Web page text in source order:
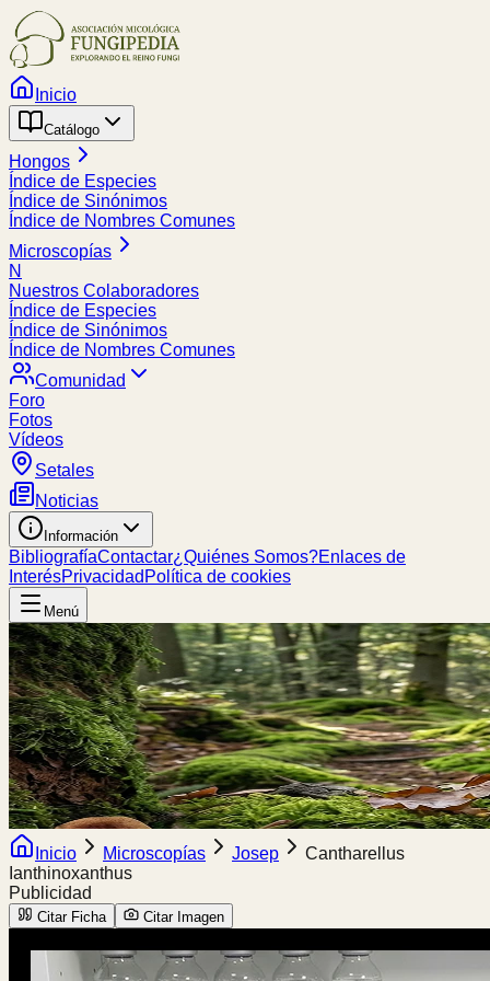
Inicio
Catálogo
Hongos
Índice de Especies
Índice de Sinónimos
Índice de Nombres Comunes
Microscopías
N
Nuestros Colaboradores
Índice de Especies
Índice de Sinónimos
Índice de Nombres Comunes
Comunidad
Foro
Fotos
Vídeos
Setales
Noticias
Información
BibliografíaContactar¿Quiénes Somos?Enlaces de
InterésPrivacidad Política de cookies
Menú
Inicio Microscopías Josep
Cantharellus
Ianthinoxanthus
Publicidad
Citar Ficha Citar Imagen